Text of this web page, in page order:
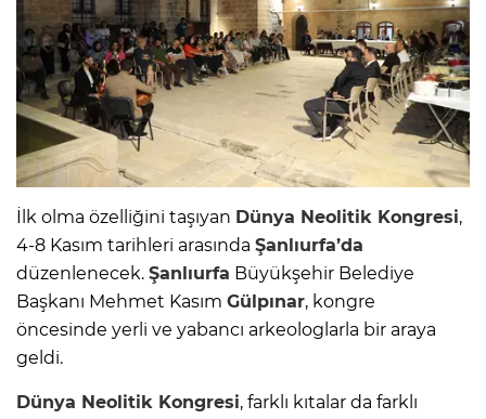
İlk olma özelliğini taşıyan Dünya Neolitik Kongresi,
4-8 Kasım tarihleri arasında Şanlıurfa’da
düzenlenecek. Şanlıurfa Büyükşehir Belediye
Başkanı Mehmet Kasım Gülpınar, kongre
öncesinde yerli ve yabancı arkeologlarla bir araya
geldi.
Dünya Neolitik Kongresi, farklı kıtalar da farklı